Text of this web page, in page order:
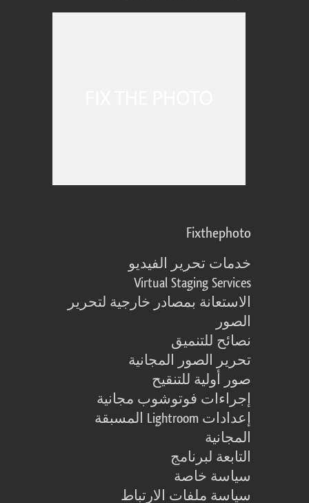
Fixthephoto
خدمات تحرير الفيديو
Virtual Staging Services
الاستعانة بمصادر خارجية لتحرير
الصور
نصائح للتنميق
تحرير الصور المجانية
صور أولية للتنقيح
إجراءات فوتوشوب مجانية
إعدادات Lightroom المسبقة
المجانية
التابعة لبرنامج
سياسة خاصة
سياسة ملفات الارتباط